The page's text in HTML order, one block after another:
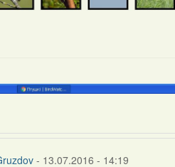
- 13.07.2016 - 14:19